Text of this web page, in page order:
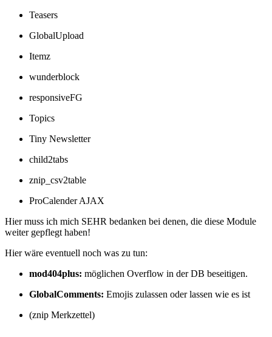
Teasers
GlobalUpload
Itemz
wunderblock
responsiveFG
Topics
Tiny Newsletter
child2tabs
znip_csv2table
ProCalender AJAX
Hier muss ich mich SEHR bedanken bei denen, die diese Module
weiter gepflegt haben!
Hier wäre eventuell noch was zu tun:
mod404plus: möglichen Overflow in der DB beseitigen.
GlobalComments: Emojis zulassen oder lassen wie es ist
(znip Merkzettel)